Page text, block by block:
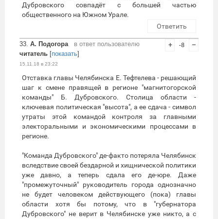
Дубровского совпадёт с большей частью
общественного на Южном Урале.
Ответить
33. А. Подогора
в ответ пользователю
читатель [показать]
15.11.18 в 23:22
+ -8 –
Отставка главы Челябинска Е. Тефтелева - решающий
шаг к смене правящей в регионе "магнитогорской
команды" Б. Дубровского. Столица области -
ключевая политическая "высота", а ее сдача - символ
утраты этой командой контроля за главными
электоральными и экономическими процессами в
регионе.
"Команда Дубровского" де-факто потеряла Челябинск
вследствие своей бездарной и хищнической политики
уже давно, а теперь сдала его де-юре. Даже
"промежуточный" руководитель города однозначно
не будет человеком действующего (пока) главы
области хотя бы потому, что в "губернатора
Дубровского" не верит в Челябинске уже никто, а с